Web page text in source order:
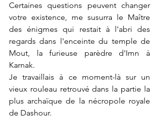
Certaines questions peuvent changer
votre existence, me susurra le Maître
des énigmes qui restait à l'abri des
regards dans l'enceinte du temple de
Mout, la furieuse parèdre d'Imn à
Karnak.
Je travaillais à ce moment-là sur un
vieux rouleau retrouvé dans la partie la
plus archaïque de la nécropole royale
de Dashour.